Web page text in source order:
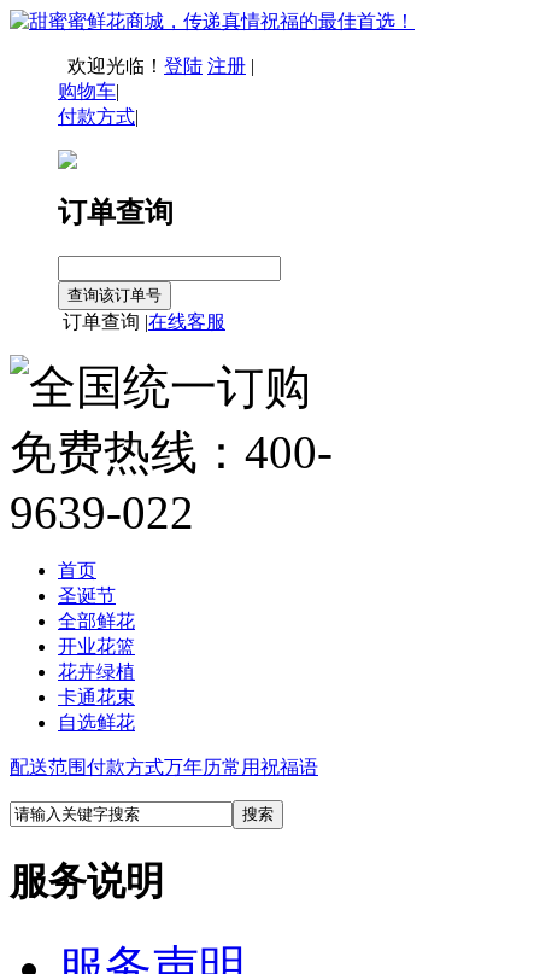
欢迎光临！ 登陆 注册 |
购物车|
付款方式|
订单查询
订单查询 |在线客服
首页
圣诞节
全部鲜花
开业花篮
花卉绿植
卡通花束
自选鲜花
配送范围付款方式万年历常用祝福语
服务说明